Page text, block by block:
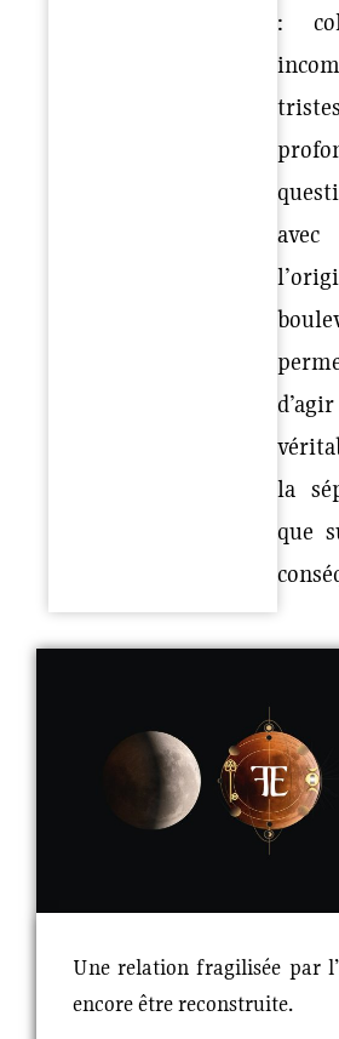
:
la
que
Une relation fragilisée par
encore être reconstruite.